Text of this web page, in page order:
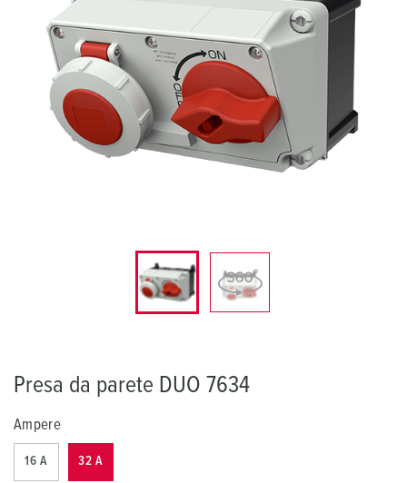
Presa da parete DUO 7634
Ampere
16 A 32 A